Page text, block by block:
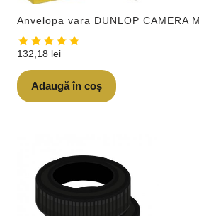
Anvelopa vara DUNLOP CAMERA
132,18 lei
Adaugă în coș